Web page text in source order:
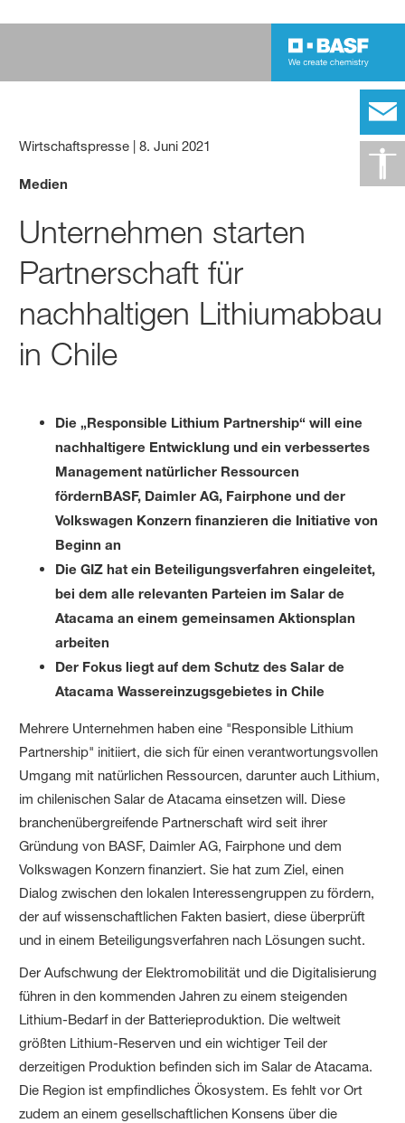
Wirtschaftspresse |8. Juni 2021
Medien
Unternehmen starten
Partnerschaft für
nachhaltigen Lithiumabbau
in Chile
Die „Responsible Lithium Partnership“ will eine
nachhaltigere Entwicklung und ein verbessertes
Management natürlicher Ressourcen
fördernBASF, Daimler AG, Fairphone und der
Volkswagen Konzern finanzieren die Initiative von
Beginn an
Die GIZ hat ein Beteiligungsverfahren eingeleitet,
bei dem alle relevanten Parteien im Salar de
Atacama an einem gemeinsamen Aktionsplan
arbeiten
Der Fokus liegt auf dem Schutz des Salar de
Atacama Wassereinzugsgebietes in Chile
Mehrere Unternehmen haben eine "Responsible Lithium
Partnership" initiiert, die sich für einen verantwortungsvollen
Umgang mit natürlichen Ressourcen, darunter auch Lithium,
im chilenischen Salar de Atacama einsetzen will. Diese
branchenübergreifende Partnerschaft wird seit ihrer
Gründung von BASF, Daimler AG, Fairphone und dem
Volkswagen Konzern finanziert. Sie hat zum Ziel, einen
Dialog zwischen den lokalen Interessengruppen zu fördern,
der auf wissenschaftlichen Fakten basiert, diese überprüft
und in einem Beteiligungsverfahren nach Lösungen sucht.
Der Aufschwung der Elektromobilität und die Digitalisierung
führen in den kommenden Jahren zu einem steigenden
Lithium-Bedarf in der Batterieproduktion. Die weltweit
größten Lithium-Reserven und ein wichtiger Teil der
derzeitigen Produktion befinden sich im Salar de Atacama.
Die Region ist empfindliches Ökosystem. Es fehlt vor Ort
zudem an einem gesellschaftlichen Konsens über die